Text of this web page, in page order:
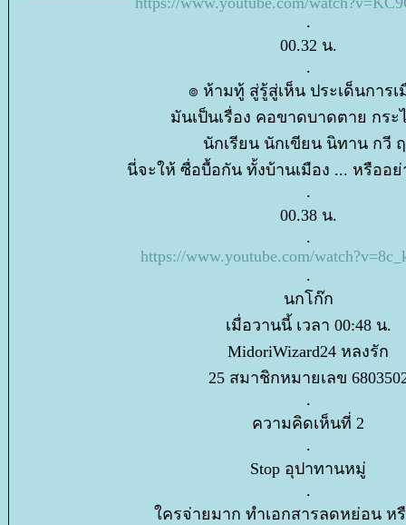
.
00.32 น.
.
๏ ห้ามทู้ สู่รู้สู่เห็น ประเด็นการเ
มันเป็นเรื่อง คอขาดบาดตาย กระ
นักเรียน นักเขียน นิทาน กวี
นี่จะให้ ซื่อบื้อกัน ทั้งบ้านเมือง ... หรือ
.
00.38 น.
.
https://www.youtube.com/
.
นกโก๊ก
เมื่อวานนี้ เวลา 00:48 น.
MidoriWizard24 หลงรัก
25 สมาชิกหมายเลข
.
ความคิดเห็นที่ 2
.
Stop อุปาทานหมู่
.
ครจ่ายมาก ทำเอกสารลดหย่อน ห